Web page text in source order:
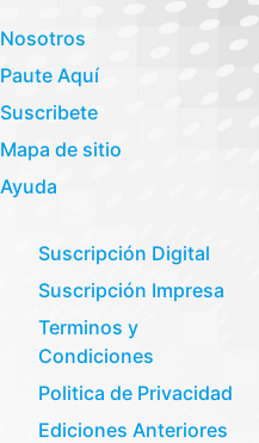
Nosotros
Paute Aquí
Suscribete
Mapa de sitio
Ayuda
Suscripción Digital
Suscripción Impresa
Terminos y
Condiciones
Politica de Privacidad
Ediciones Anteriores